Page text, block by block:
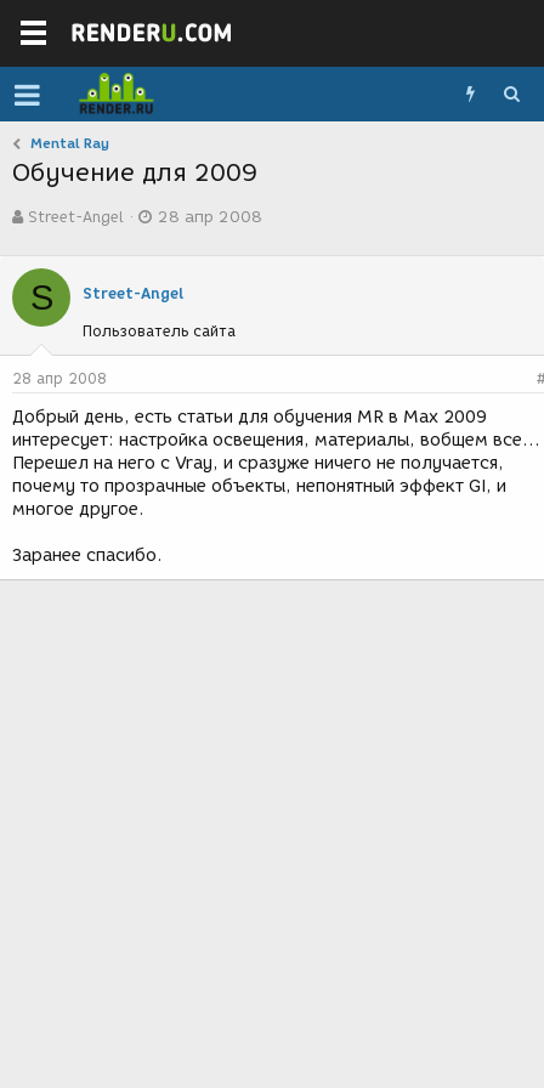
Mental Ray
Обучение для 2009
в
о
р
т
е
м
ы
Street-Angel
а
с
з
д
и
я
28 апр 2008
S Street-Angel
Пользователь сайта
28 апр 2008
Добрый день, есть статьи для обучения MR в Max 2009
интересует: настройка освещения, материалы, вобщем все...
Перешел на него с Vray, и сразуже ничего не получается,
почему то прозрачные объекты, непонятный эффект GI, и
многое другое.
Заранее спасибо.